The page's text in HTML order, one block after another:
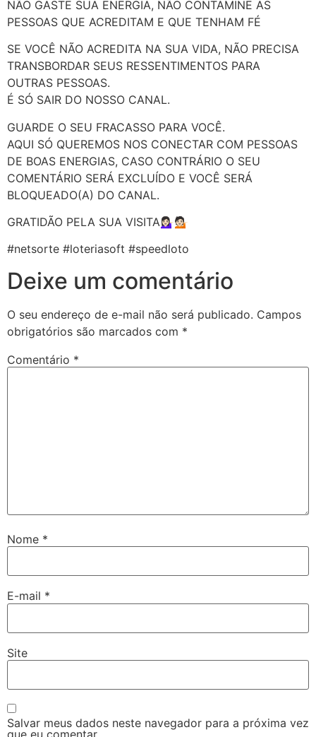
NÃO GASTE SUA ENERGIA, NÃO CONTAMINE AS
PESSOAS QUE ACREDITAM E QUE TENHAM FÉ
SE VOCÊ NÃO ACREDITA NA SUA VIDA, NÃO PRECISA
TRANSBORDAR SEUS RESSENTIMENTOS PARA
OUTRAS PESSOAS.
É SÓ SAIR DO NOSSO CANAL.
GUARDE O SEU FRACASSO PARA VOCÊ.
AQUI SÓ QUEREMOS NOS CONECTAR COM PESSOAS
DE BOAS ENERGIAS, CASO CONTRÁRIO O SEU
COMENTÁRIO SERÁ EXCLUÍDO E VOCÊ SERÁ
BLOQUEADO(A) DO CANAL.
GRATIDÃO PELA SUA VISITA💁🏻‍♀️💁🏻
#netsorte #loteriasoft #speedloto
Deixe um comentário
O seu endereço de e-mail não será publicado. Campos
obrigatórios são marcados com *
Comentário *
Nome *
E-mail *
Site
Salvar meus dados neste navegador para a próxima vez
que eu comentar.